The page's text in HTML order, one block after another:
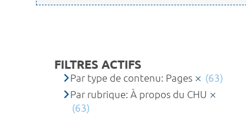
FILTRES ACTIFS
Par type de contenu: Pages
(63)
Par rubrique: À propos du CHU
(63)